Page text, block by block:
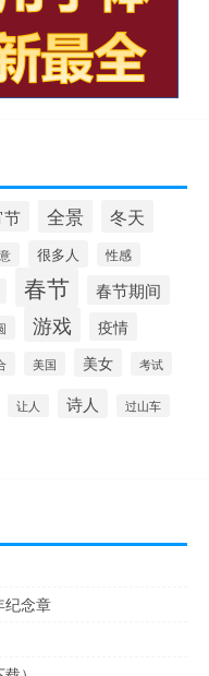
节 全景 冬天
很多人 性感
春节
春节期间
游戏 疫情
美国 美女 考试
让人 诗人 过山车
纪念章